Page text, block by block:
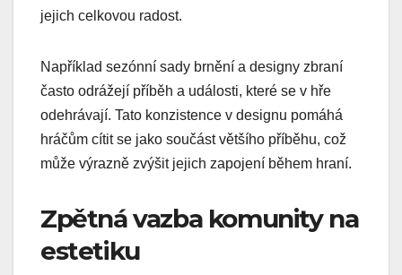
jejich celkovou radost.
Například sezónní sady brnění a designy zbraní
často odrážejí příběh a události, které se v hře
odehrávají. Tato konzistence v designu pomáhá
hráčům cítit se jako součást většího příběhu, což
může výrazně zvýšit jejich zapojení během hraní.
Zpětná vazba komunity na
estetiku